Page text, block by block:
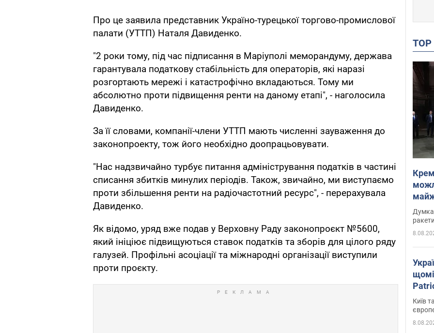
Про це заявила представник Україно-турецької торгово-промислової
палати (УТТП) Наталя Давиденко.
"2 роки тому, під час підписання в Маріуполі меморандуму, держава
гарантувала податкову стабільність для операторів, які наразі
розгортають мережі і катастрофічно вкладаються. Тому ми
абсолютно проти підвищення ренти на даному етапі", - наголосила
Давиденко.
За її словами, компанії-члени УТТП мають численні зауваження до
законопроекту, тож його необхідно доопрацьовувати.
"Нас надзвичайно турбує питання адміністрування податків в частині
списання збитків минулих періодів. Також, звичайно, ми виступаємо
проти збільшення ренти на радіочастотний ресурс", - перерахувала
Давиденко.
Як відомо, уряд вже подав у Верховну Раду законопроєкт №5600,
який ініціює підвищуються ставок податків та зборів для цілого ряду
галузей. Профільні асоціації та міжнародні організації виступили
проти проєкту.
Думка,
Київ